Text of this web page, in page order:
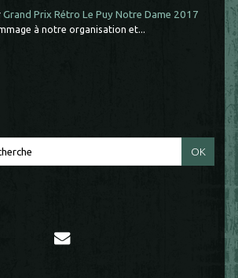
Grand Prix Rétro Le Puy Notre Dame 2017
à notre organisation et...